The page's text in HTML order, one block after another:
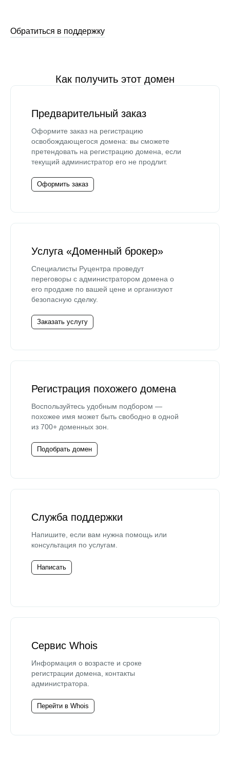
Обратиться в поддержку
Как получить этот домен
Предварительный заказ
Оформите заказ на регистрацию
освобождающегося домена: вы сможете
претендовать на регистрацию домена, если
текущий администратор его не продлит.
Оформить заказ
Услуга «Доменный брокер»
Специалисты Руцентра проведут
переговоры с администратором домена о
его продаже по вашей цене и организуют
безопасную сделку.
Заказать услугу
Регистрация похожего домена
Воспользуйтесь удобным подбором —
похожее имя может быть свободно в одной
из 700+ доменных зон.
Подобрать домен
Служба поддержки
Напишите, если вам нужна помощь или
консультация по услугам.
Написать
Сервис Whois
Информация о возрасте и сроке
регистрации домена, контакты
администратора.
Перейти в Whois